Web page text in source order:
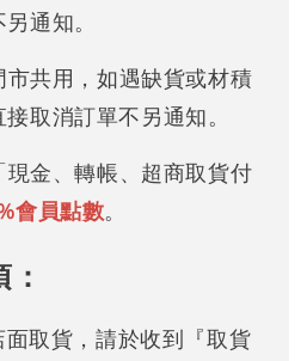
通知。
共用，如遇缺貨或材積
取消訂單不另通知。
金、轉帳、超商取貨付
會員點數。
取貨，請於收到『取貨